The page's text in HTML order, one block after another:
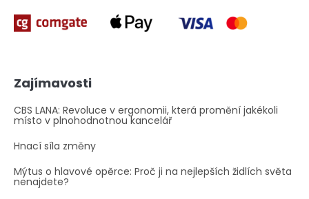
Zajímavosti
CBS LANA: Revoluce v ergonomii, která promění jakékoli
místo v plnohodnotnou kancelář
Hnací síla změny
Mýtus o hlavové opěrce: Proč ji na nejlepších židlích světa
nenajdete?